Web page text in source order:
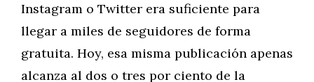
Instagram o Twitter era suficiente para
llegar a miles de seguidores de forma
gratuita. Hoy, esa misma publicación apenas
alcanza al dos o tres por ciento de la